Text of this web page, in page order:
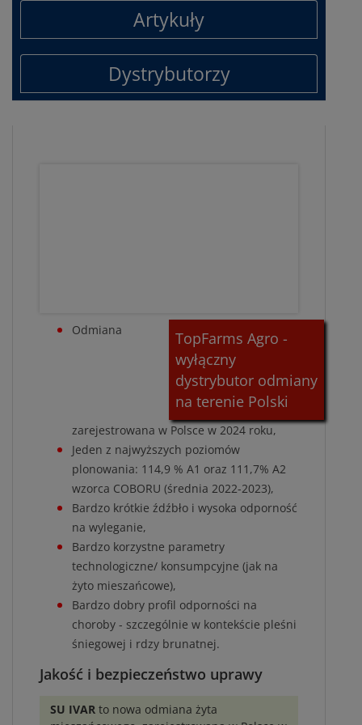
Artykuły
Dystrybutorzy
TopFarms Agro -
wyłączny
dystrybutor odmiany
na terenie Polski
Odmiana
zarejestrowana w Polsce w 2024 roku,
Jeden z najwyższych poziomów
plonowania: 114,9 % A1 oraz 111,7% A2
wzorca COBORU (średnia 2022-2023),
Bardzo krótkie źdźbło i wysoka odporność
na wyleganie,
Bardzo korzystne parametry
technologiczne/ konsumpcyjne (jak na
żyto mieszańcowe),
Bardzo dobry profil odporności na
choroby - szczególnie w kontekście pleśni
śniegowej i rdzy brunatnej.
Jakość i bezpieczeństwo uprawy
SU IVARto nowa odmiana żyta